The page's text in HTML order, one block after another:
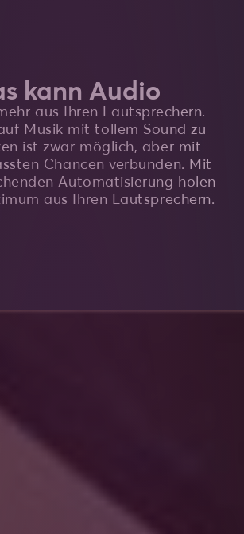
kann Audio
aus Ihren Lautsprechern.
Musik mit tollem Sound zu
ist zwar möglich, aber mit
Chancen verbunden. Mit
Automatisierung holen
aus Ihren Lautsprechern.